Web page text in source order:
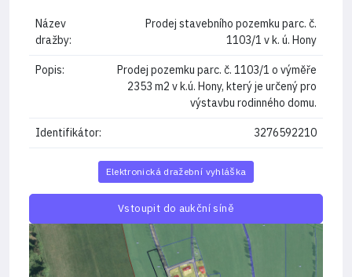
Název
dražby:
Prodej stavebního pozemku parc. č.
1103/1 v k. ú. Hony
Popis:
Prodej pozemku parc. č. 1103/1 o výměře
2353 m2 v k.ú. Hony, který je určený pro
výstavbu rodinného domu.
Identifikátor: 3276592210
Elektronická dražební vyhláška
Vstoupit do aukční síně